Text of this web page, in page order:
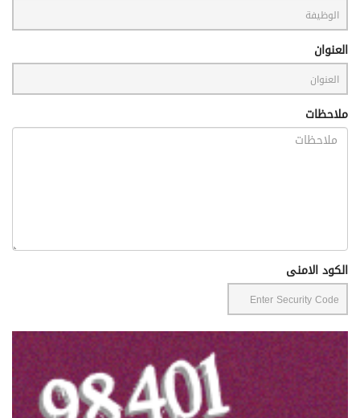
العنوان
ملاحظات
الكود الامنى